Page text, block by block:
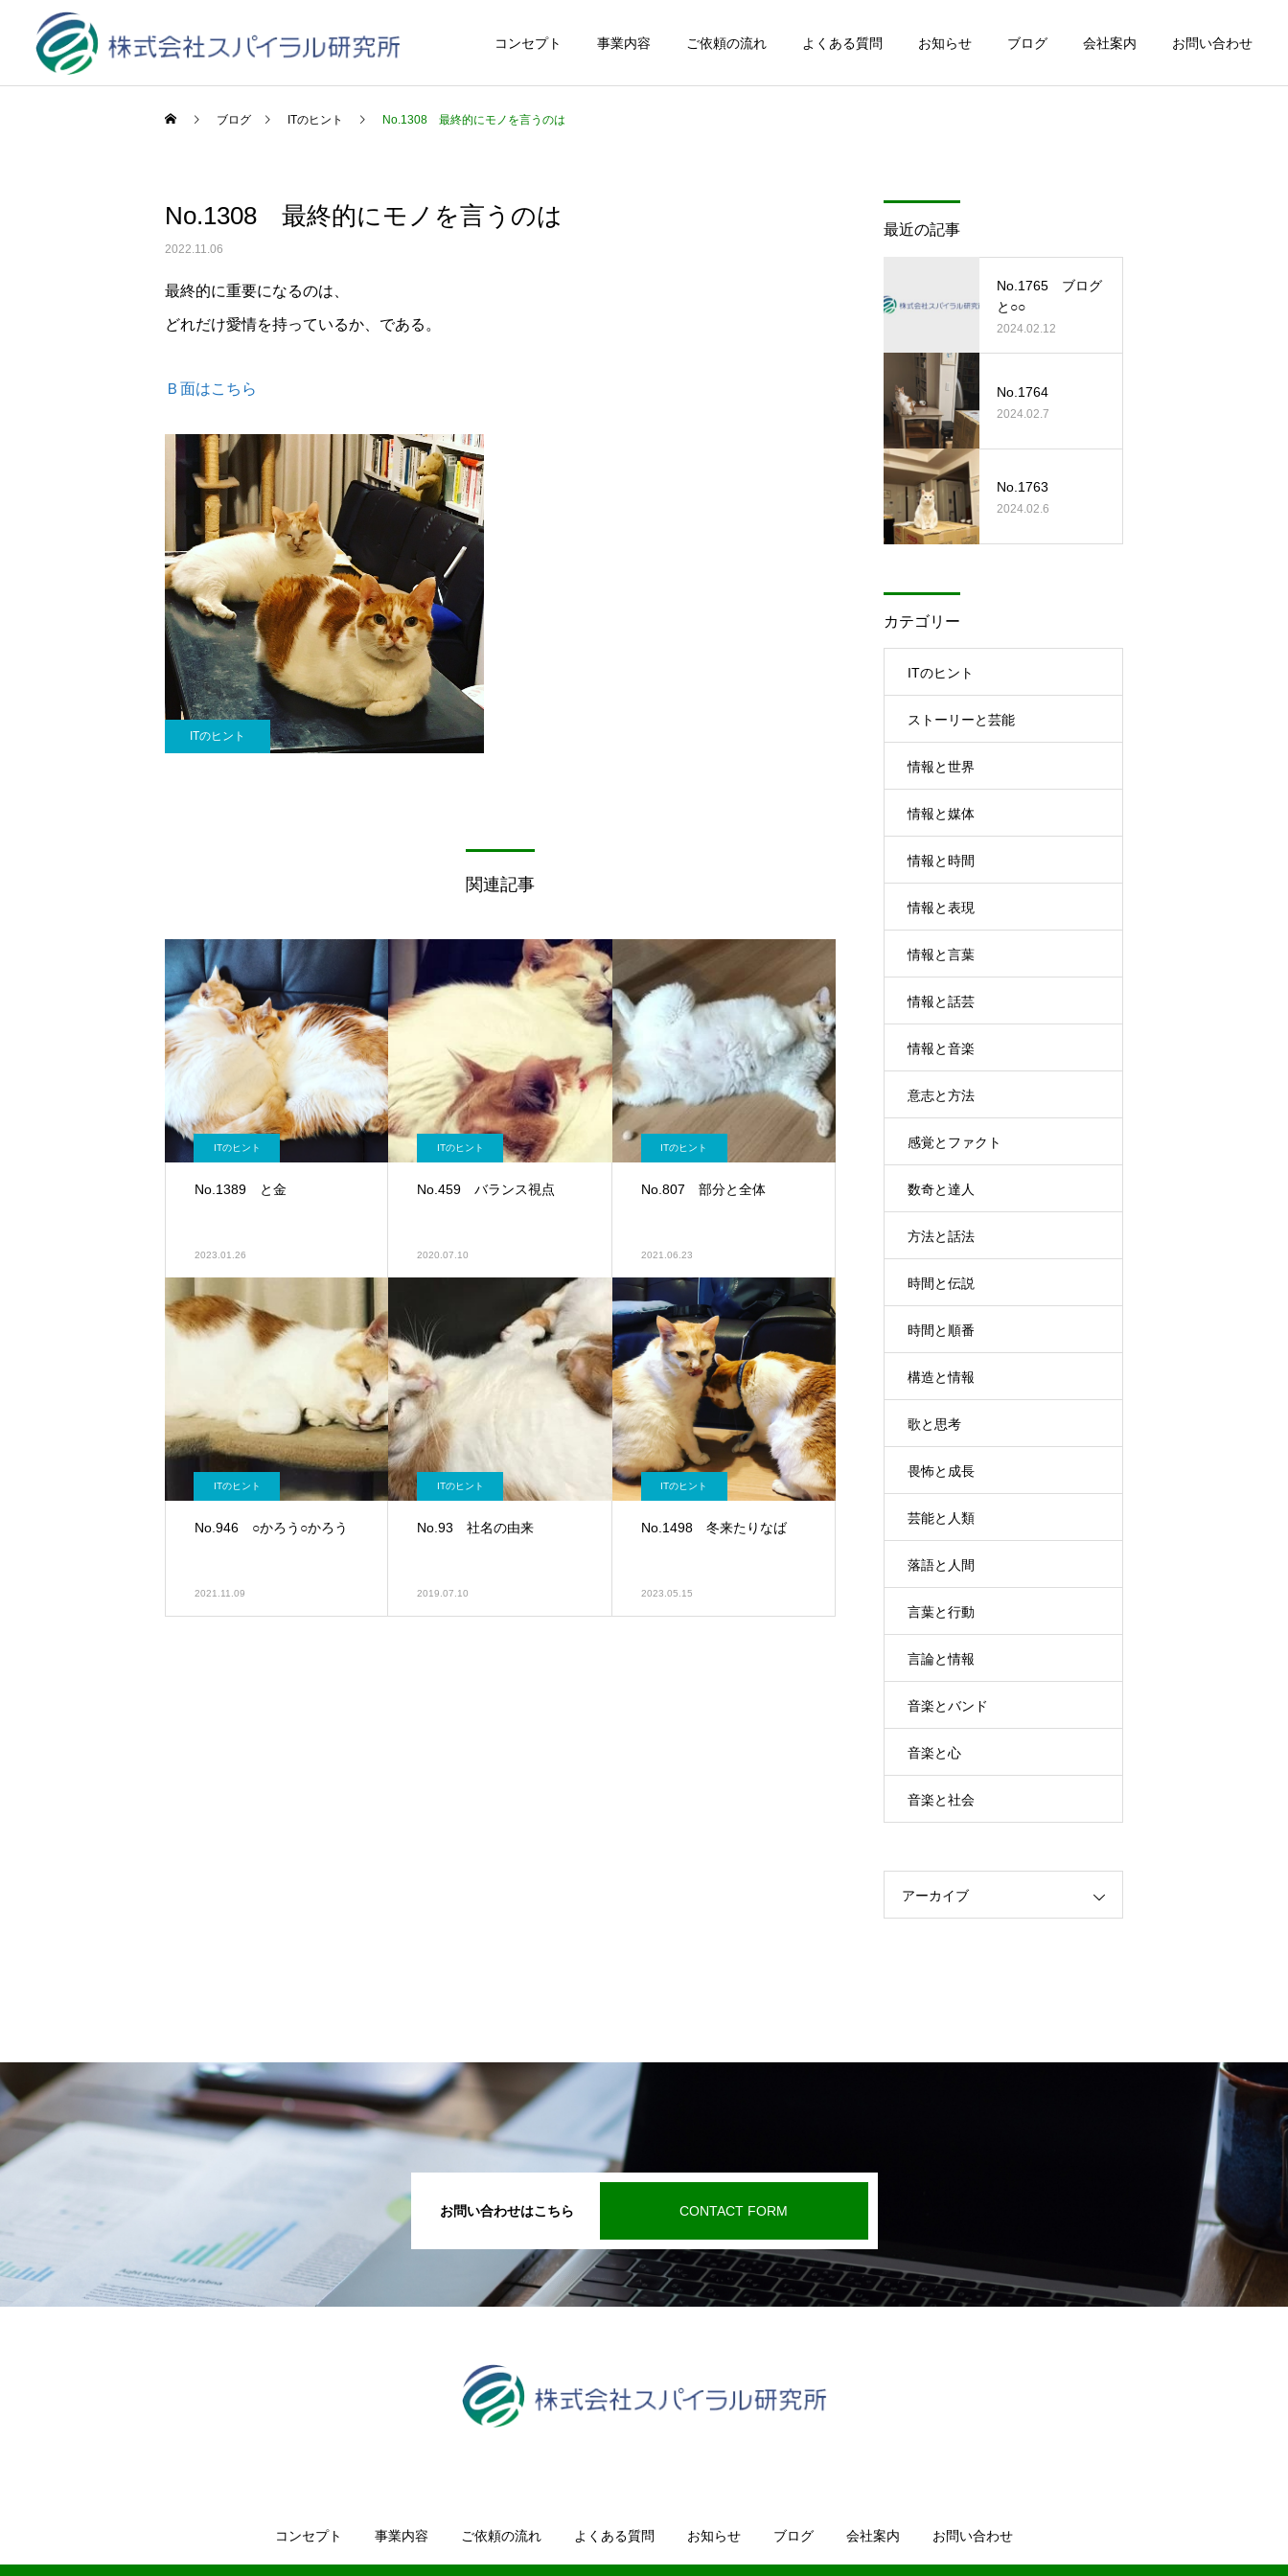
コンセプト 事業内容 ご依頼の流れ よくある質問 お知らせ ブログ 会社案内 お問い合わせ
ブログ ITのヒント No.1308 最終的にモノを言うのは
No.1308 最終的にモノを言うのは
2022.11.06
最終的に重要になるのは、
どれだけ愛情を持っているか、である。
Ｂ面はこちら
ITのヒント
関連記事
ITのヒント
No.1389 と金
2023.01.26
ITのヒント
No.459 バランス視点
2020.07.10
ITのヒント
No.807 部分と全体
2021.06.23
ITのヒント
No.946 ○かろう○かろう
2021.11.09
ITのヒント
No.93 社名の由来
2019.07.10
ITのヒント
No.1498 冬来たりなば
2023.05.15
最近の記事
No.1765 ブログ
と○○
2024.02.12
No.1764
2024.02.7
No.1763
2024.02.6
カテゴリー
ITのヒント
ストーリーと芸能
情報と世界
情報と媒体
情報と時間
情報と表現
情報と言葉
情報と話芸
情報と音楽
意志と方法
感覚とファクト
数奇と達人
方法と話法
時間と伝説
時間と順番
構造と情報
歌と思考
畏怖と成長
芸能と人類
落語と人間
言葉と行動
言論と情報
音楽とバンド
音楽と心
音楽と社会
アーカイブ
お問い合わせはこちら CONTACT FORM
コンセプト 事業内容 ご依頼の流れ よくある質問 お知らせ ブログ 会社案内 お問い合わせ